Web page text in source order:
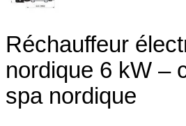
Réchauffeur
nordique 6 kW –
spa nordique